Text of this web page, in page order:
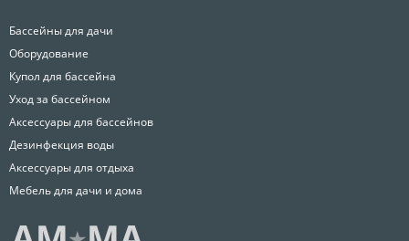
Бассейны для дачи
Оборудование
Купол для бассейна
Уход за бассейном
Аксессуары для бассейнов
Дезинфекция воды
Аксессуары для отдыха
Мебель для дачи и дома